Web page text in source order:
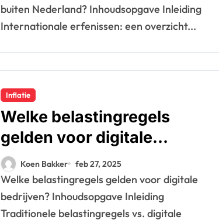
buiten Nederland? Inhoudsopgave Inleiding
Internationale erfenissen: een overzicht...
Inflatie
Welke belastingregels
gelden voor digitale
bedrijven?
Koen Bakker feb 27, 2025
Welke belastingregels gelden voor digitale
bedrijven? Inhoudsopgave Inleiding
Traditionele belastingregels vs. digitale